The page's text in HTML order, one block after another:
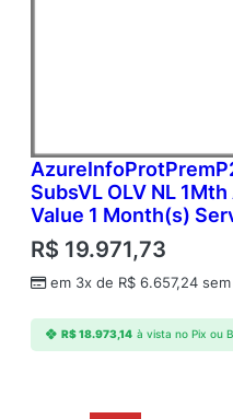
SubsVL OLV NL
Value 1 Month(s)
R$ 19.971,73
em 3x de R$ 6.657,24
R$18.973,14 à vista no Pix ou